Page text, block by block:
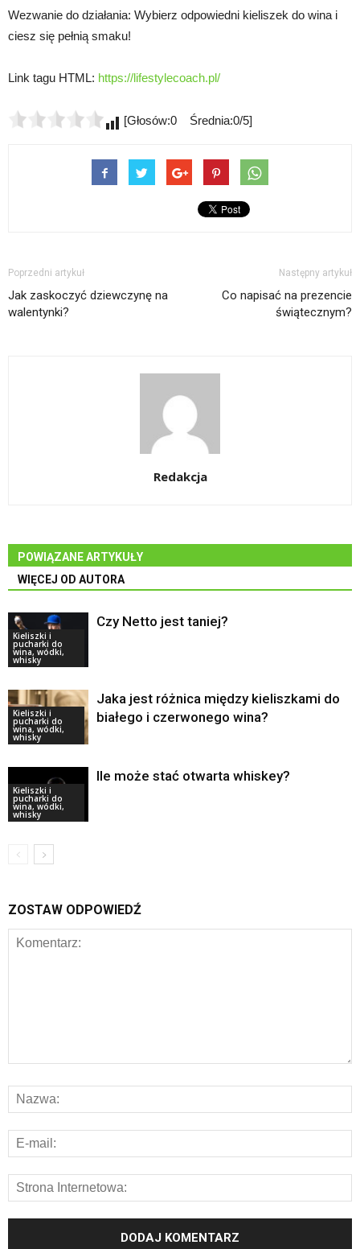
Wezwanie do działania: Wybierz odpowiedni kieliszek do wina i
ciesz się pełnią smaku!
Link tagu HTML: https://lifestylecoach.pl/
[Głosów:0 Średnia:0/5]
Poprzedni artykuł
Jak zaskoczyć dziewczynę na
walentynki?
Następny artykuł
Co napisać na prezencie
świątecznym?
Redakcja
POWIĄZANE ARTYKUŁY
WIĘCEJ OD AUTORA
Kieliszki i
pucharki do
wina, wódki,
whisky
Czy Netto jest taniej?
Kieliszki i
pucharki do
wina, wódki,
whisky
Jaka jest różnica między kieliszkami do
białego i czerwonego wina?
Kieliszki i
pucharki do
wina, wódki,
whisky
Ile może stać otwarta whiskey?
ZOSTAW ODPOWIEDŹ